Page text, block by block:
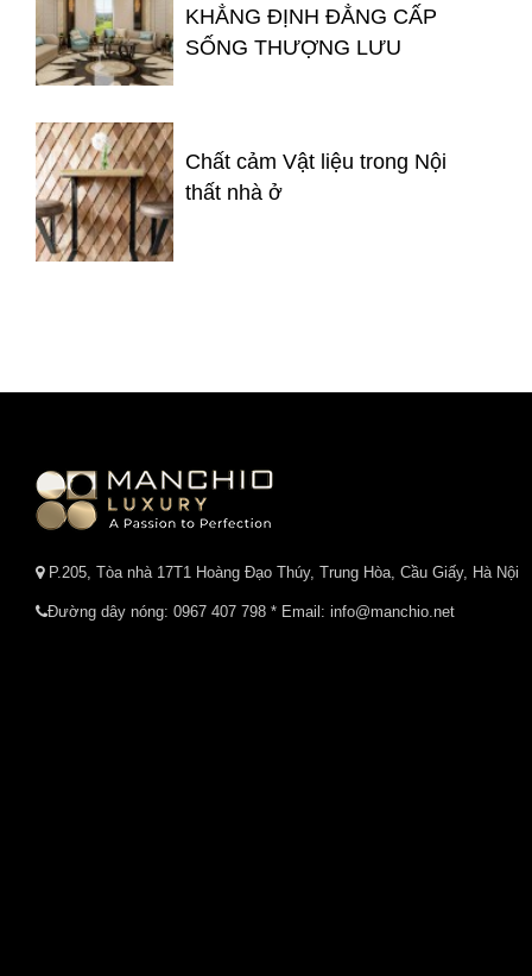
KHẲNG ĐỊNH ĐẲNG CẤP
SỐNG THƯỢNG LƯU
Chất cảm Vật liệu trong Nội
thất nhà ở
P.205, Tòa nhà 17T1 Hoàng Đạo Thúy, Trung Hòa, Cầu Giấy, Hà Nội
Đường dây nóng: 0967 407 798 * Email: info@manchio.net